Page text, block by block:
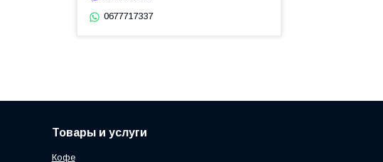
0677717337
Товары и услуги
Кофе